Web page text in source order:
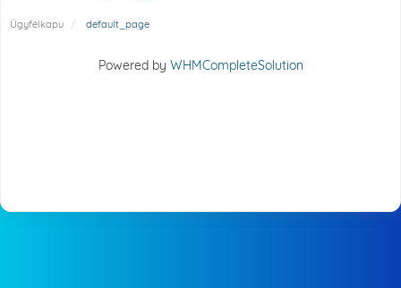
Ügyfélkapu default_page
Powered by WHMCompleteSolution